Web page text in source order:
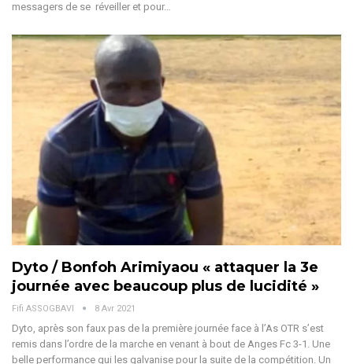
messagers de se réveiller et pour…
Dyto / Bonfoh Arimiyaou « attaquer la 3e
journée avec beaucoup plus de lucidité »
Fifi ASSOGBAVI 8 Avr 2021
Dyto, après son faux pas de la première journée face à l’As OTR s’est
remis dans l’ordre de la marche en venant à bout de Anges Fc 3-1. Une
belle performance qui les galvanise pour la suite de la compétition. Un